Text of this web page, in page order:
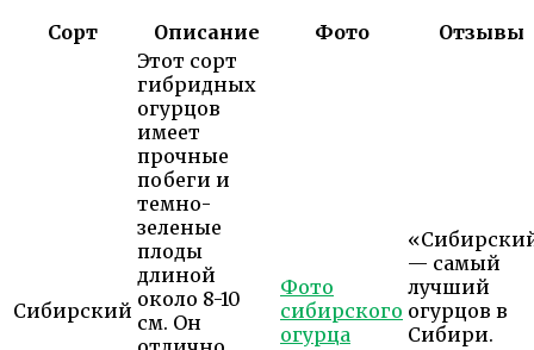
Сорт
Описание Фото Отзывы
Сибирский
Этот сорт
гибридных
огурцов
имеет
прочные
побеги и
темно-
зеленые
плоды
длиной
около 8-10
см. Он
Фото
сибирского
огурца
— самый
лучший
огурцов в
Сибири.